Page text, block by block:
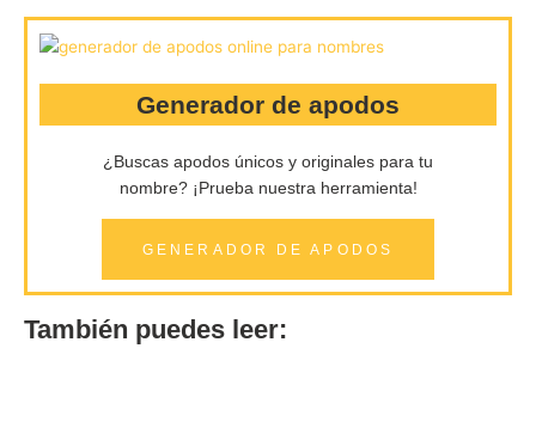
Generador de apodos
¿Buscas apodos únicos y originales para tu
nombre? ¡Prueba nuestra herramienta!
GENERADOR DE APODOS
También puedes leer: